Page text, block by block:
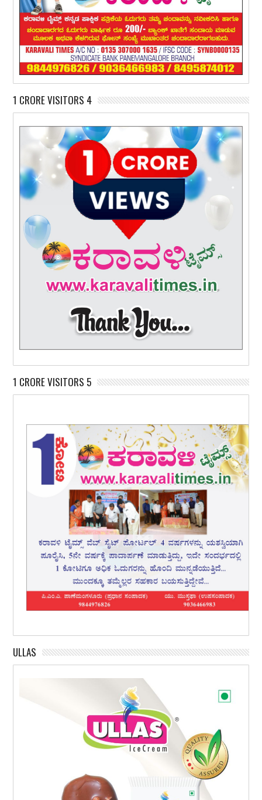
1 CRORE VISITORS 4
1 CRORE VISITORS 5
ULLAS